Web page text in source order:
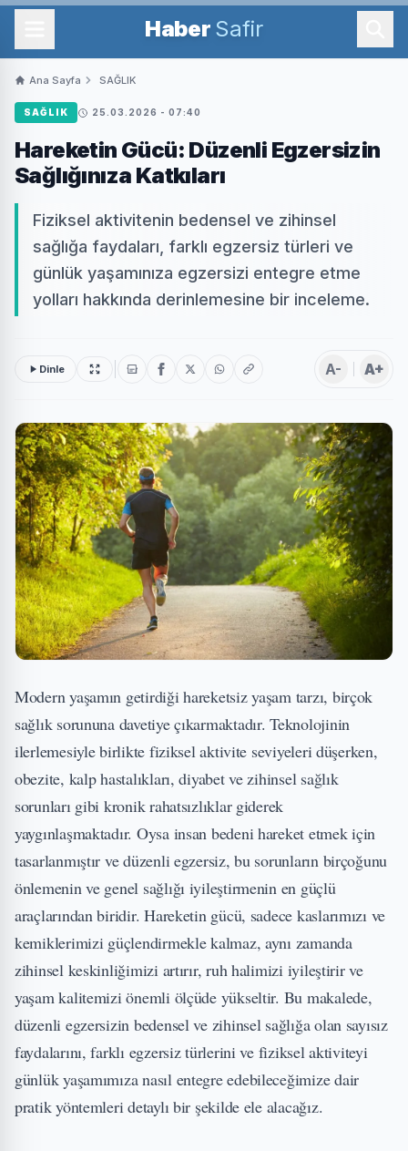
Haber Safir
Ana Sayfa SAĞLIK
SAĞLIK 25.03.2026 - 07:40
Hareketin Gücü: Düzenli Egzersizin
Sağlığınıza Katkıları
Fiziksel aktivitenin bedensel ve zihinsel
sağlığa faydaları, farklı egzersiz türleri ve
günlük yaşamınıza egzersizi entegre etme
yolları hakkında derinlemesine bir inceleme.
Dinle A- A+
Modern yaşamın getirdiği hareketsiz yaşam tarzı, birçok
sağlık sorununa davetiye çıkarmaktadır. Teknolojinin
ilerlemesiyle birlikte fiziksel aktivite seviyeleri düşerken,
obezite, kalp hastalıkları, diyabet ve zihinsel sağlık
sorunları gibi kronik rahatsızlıklar giderek
yaygınlaşmaktadır. Oysa insan bedeni hareket etmek için
tasarlanmıştır ve düzenli egzersiz, bu sorunların birçoğunu
önlemenin ve genel sağlığı iyileştirmenin en güçlü
araçlarından biridir. Hareketin gücü, sadece kaslarımızı ve
kemiklerimizi güçlendirmekle kalmaz, aynı zamanda
zihinsel keskinliğimizi artırır, ruh halimizi iyileştirir ve
yaşam kalitemizi önemli ölçüde yükseltir. Bu makalede,
düzenli egzersizin bedensel ve zihinsel sağlığa olan sayısız
faydalarını, farklı egzersiz türlerini ve fiziksel aktiviteyi
günlük yaşamımıza nasıl entegre edebileceğimize dair
pratik yöntemleri detaylı bir şekilde ele alacağız.